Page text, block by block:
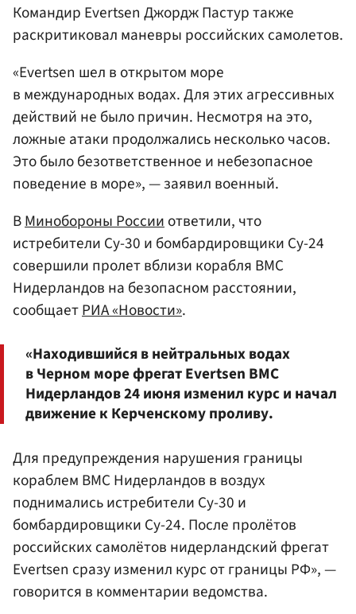
Командир Evertsen Джордж Пастур также
раскритиковал маневры российских самолетов.
«Evertsen шел в открытом море
в международных водах. Для этих агрессивных
действий не было причин. Несмотря на это,
ложные атаки продолжались несколько часов.
Это было безответственное и небезопасное
поведение в море», — заявил военный.
ВМинобороны Россииответили, что
истребители Су-30 и бомбардировщики Су-24
совершили пролет вблизи корабля ВМС
Нидерландов на безопасном расстоянии,
сообщаетРИА «Новости».
«Находившийся в нейтральных водах
в Черном море фрегат Evertsen ВМС
Нидерландов 24 июня изменил курс и начал
движение к Керченскому проливу.
Для предупреждения нарушения границы
кораблем ВМС Нидерландов в воздух
поднимались истребители Су-30 и
бомбардировщики Су-24. После пролётов
российских самолётов нидерландский фрегат
Evertsen сразу изменил курс от границы РФ», —
говорится в комментарии ведомства.